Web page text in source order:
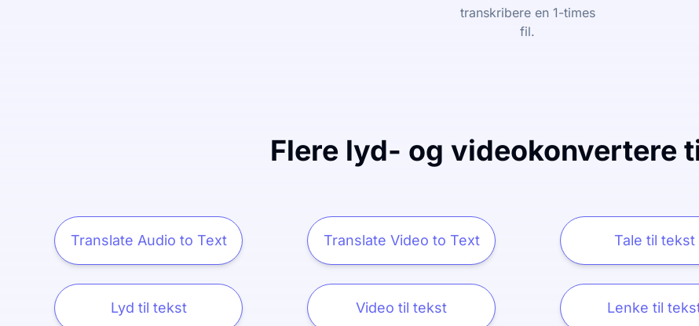
transkribere en 1-times
fil.
Flere lyd- og videokonvertere
Translate Audio to Text Translate Video to Text Tale til tekst
Lyd til tekst Video til tekst Lenke til